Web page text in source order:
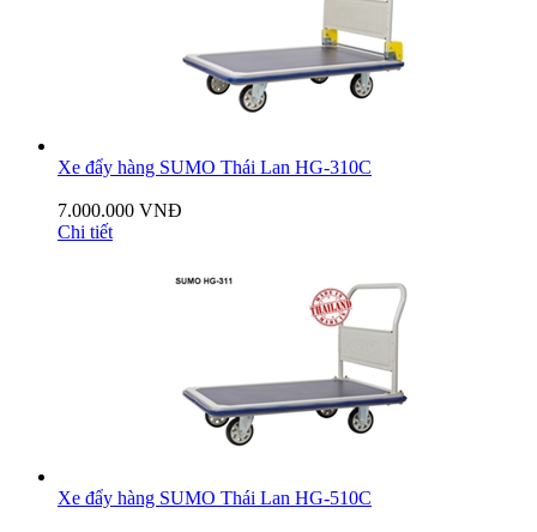
Xe đẩy hàng SUMO Thái Lan HG-310C
7.000.000 VNĐ
Chi tiết
Xe đẩy hàng SUMO Thái Lan HG-510C